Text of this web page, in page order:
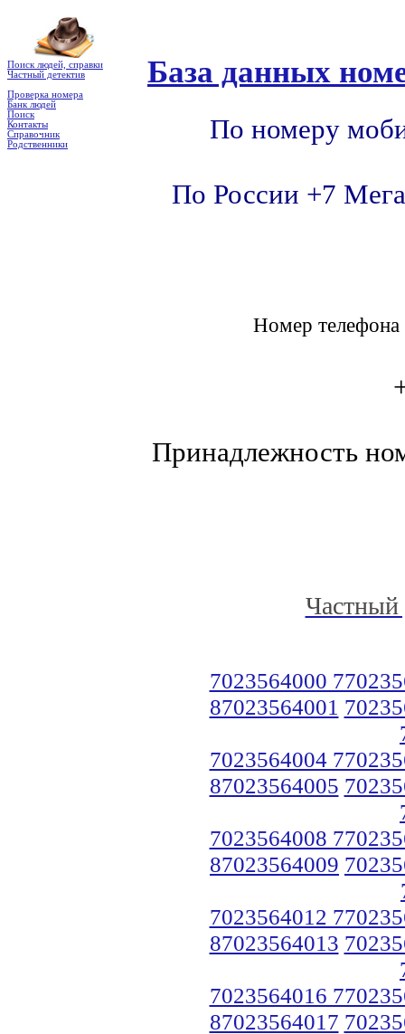
Поиск людей, справки
Частный детектив
Проверка номера
Банк людей
Поиск
Контакты
Справочник
Родственники
База данных
По номеру
По России +7
Номер
Принадлежность
Частный
7023564000
87023564001
7023564004
87023564005
7023564008
87023564009
7023564012
87023564013
7023564016
87023564017